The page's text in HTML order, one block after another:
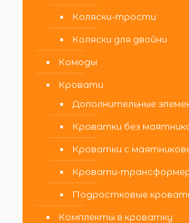
Коляски-трости
Коляски для двойни
Комоды
Кровати
Дополнительные
Кроватки без
Кроватки с
Кровати-
Подростковые
Комплекты в кроватку